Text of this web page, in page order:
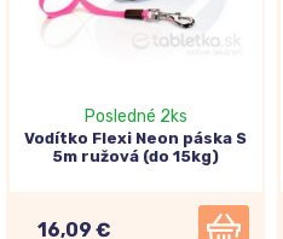
Posledné 2ks
Vodítko Flexi Neon páska S
5m ružová (do 15kg)
16,09 €